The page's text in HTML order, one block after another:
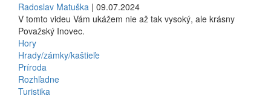
Radoslav Matuška | 09.07.2024
V tomto videu Vám ukážem nie až tak vysoký, ale krásny
Považský Inovec.
Hory
Hrady/zámky/kaštieľe
Príroda
Rozhľadne
Turistika